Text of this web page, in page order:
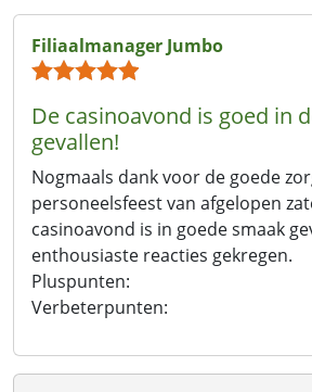
Filiaalmanager Jumbo
De casinoavond is goed in
gevallen!
Nogmaals dank voor de goede
personeelsfeest van afgelopen
casinoavond is in goede smaak
enthousiaste reacties gekregen.
Pluspunten:
Verbeterpunten: